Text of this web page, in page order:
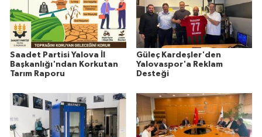
Saadet Partisi Yalova İl
Başkanlığı'ndan Korkutan
Tarım Raporu
Güleç Kardeşler'den
Yalovaspor'a Reklam
Desteği